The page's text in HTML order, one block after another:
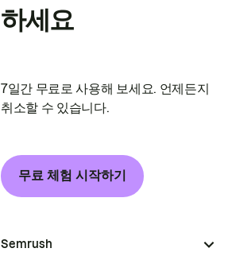
하세요
7일간 무료로 사용해 보세요. 언제든지
취소할 수 있습니다.
무료 체험 시작하기
Semrush